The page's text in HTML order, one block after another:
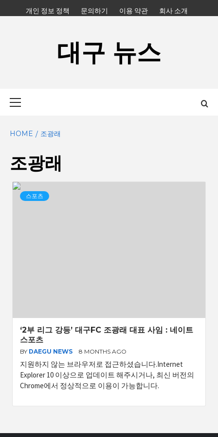
to
개인 정보 정책 문의하기 이용 약관 회사 소개
대구 뉴스
HOME 조광래
조광래
스포츠
‘2부 리그 강등’ 대구FC 조광래 대표 사임 : 네이트
스포츠
BY DAEGU NEWS 8 MONTHS AGO
지원하지 않는 브라우저로 접근하셨습니다.Internet
Explorer 10 이상으로 업데이트 해주시거나, 최신 버전의
Chrome에서 정상적으로 이용이 가능합니다.